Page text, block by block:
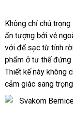
Bernice
dương
vật
giả
3
nhánh
cây
rồng
Không chỉ chú
ấn tượng kiểm
tra
bởi vẻ
với đế sạc từ tính
phẩm ở tư thế
Thiết kế này không
cảm giác sang trọng